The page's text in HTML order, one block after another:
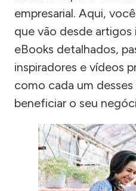
empresarial. Aqui,
que vão desde
eBooks detalhados,
inspiradores e vídeos
como cada um
beneficiar o seu